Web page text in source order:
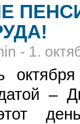
- 1.
–